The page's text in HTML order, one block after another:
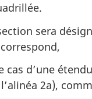
sera
cas d’une
2a),